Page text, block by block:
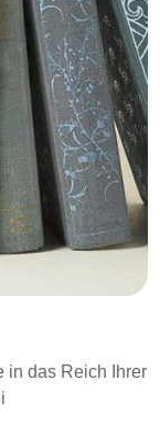
in das Reich Ihrer